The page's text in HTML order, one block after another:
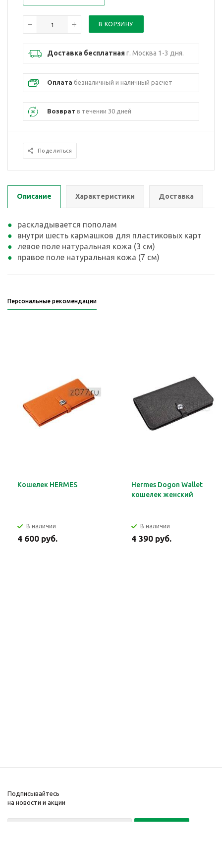
Доставка бесплатнаяг. Москва 1-3 дня.
Оплата безналичный и наличный расчет
Возврат в течении 30 дней
Поделиться
Описание Характеристики Доставка
раскладывается пополам
внутри шесть кармашков для пластиковых карт
левое поле натуральная кожа (3 см)
правое поле натуральная кожа (7 см)
Персональные рекомендации
Кошелек HERMES
В наличии
4 600 руб.
Hermes Dogon Wallet
кошелек женский
В наличии
4 390 руб.
Подписывайтесь
на новости и акции